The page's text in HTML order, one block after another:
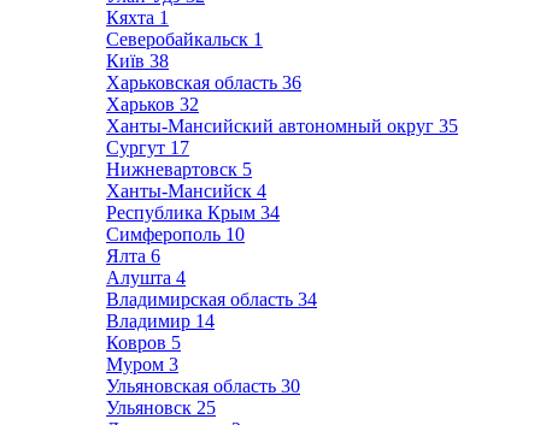
Кяхта 1
Северобайкальск 1
Київ 38
Харьковская область 36
Харьков 32
Ханты-Мансийский автономный округ 35
Сургут 17
Нижневартовск 5
Ханты-Мансийск 4
Республика Крым 34
Симферополь 10
Ялта 6
Алушта 4
Владимирская область 34
Владимир 14
Ковров 5
Муром 3
Ульяновская область 30
Ульяновск 25